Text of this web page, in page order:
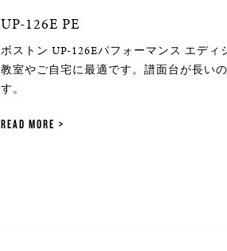
UP-126E PE
ボストン UP-126Eパフォーマンス エディ
教室やご自宅に最適です。譜面台が長い
す。
READ MORE